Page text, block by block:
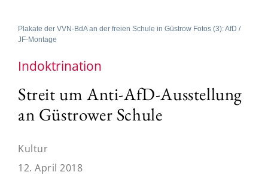
Plakate der VVN-BdA an der freien Schule in Güstrow Fotos (3): AfD /
JF-Montage
Indoktrination
Streit um Anti-AfD-Ausstellung
an Güstrower Schule
Kultur
12. April 2018